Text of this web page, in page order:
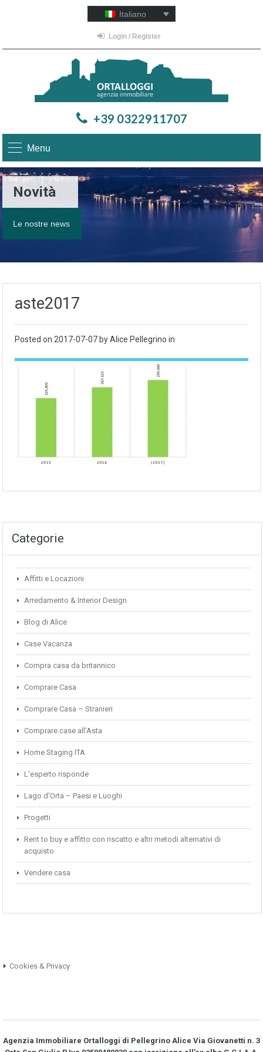
Italiano
Login / Register
+39 0322911707
Menu
Novità
Le nostre news
aste2017
Posted on 2017-07-07 by Alice Pellegrino in
Categorie
Affitti e Locazioni
Arredamento & Interior Design
Blog di Alice
Case Vacanza
Compra casa da britannico
Comprare Casa
Comprare Casa – Stranieri
Comprare case all'Asta
Home Staging ITA
L'esperto risponde
Lago d'Orta – Paesi e Luoghi
Progetti
Rent to buy e affitto con riscatto e altri metodi alternativi di
acquisto
Vendere casa
Cookies & Privacy
Agenzia Immobiliare Ortalloggi di Pellegrino Alice Via Giovanetti n. 3